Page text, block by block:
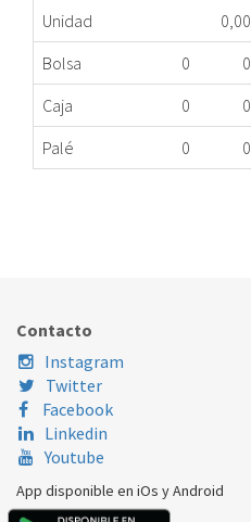
Unidad
0,00
Bolsa
0 0
Caja
0 0
Palé
0 0
BOSCH
BOSCH
Contacto
Instagram
Twitter
Facebook
Linkedin
Youtube
App disponible en iOs y Android